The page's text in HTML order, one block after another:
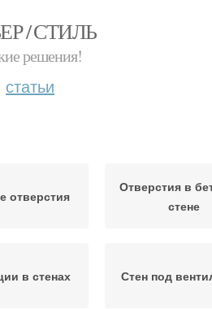
/ СТИЛЬ
решения!
статьи
отверстия
Отверстия в
стене
в стенах Стен под